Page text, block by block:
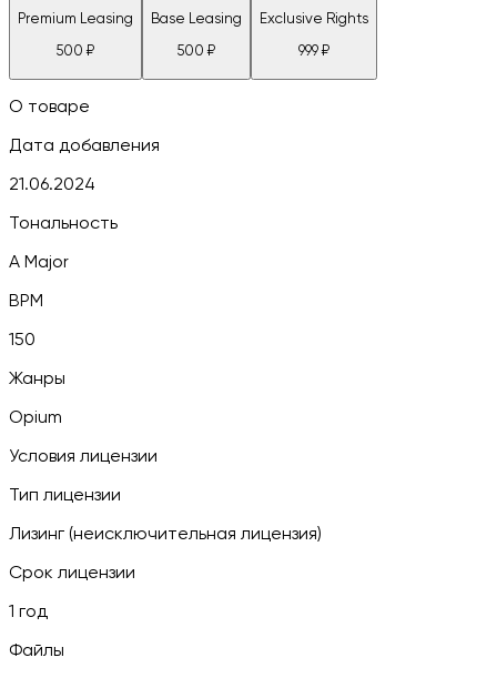
Premium Leasing
500 ₽
Base Leasing
500 ₽
Exclusive Rights
999₽
О товаре
Дата добавления
21.06.2024
Тональность
A Major
BPM
150
Жанры
Opium
Условия лицензии
Тип лицензии
Лизинг (неисключительная лицензия)
Срок лицензии
1 год
Файлы